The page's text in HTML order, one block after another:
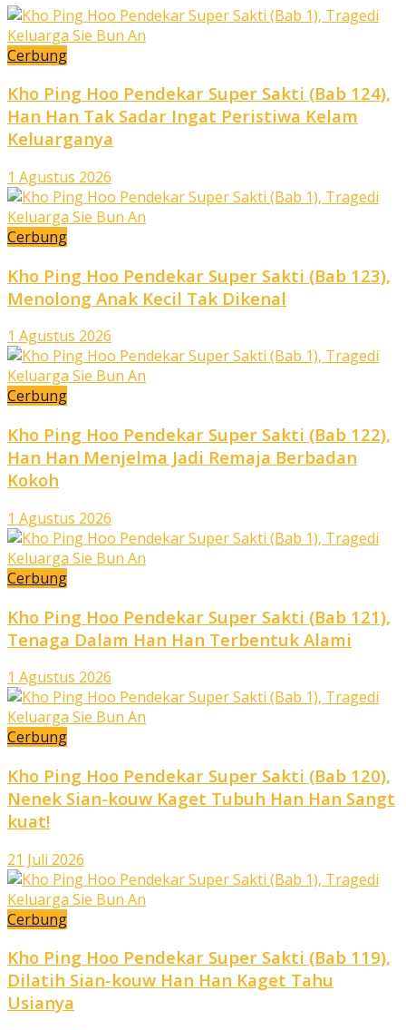
Cerbung
Kho Ping Hoo Pendekar Super Sakti (Bab 124),
Han Han Tak Sadar Ingat Peristiwa Kelam
Keluarganya
1 Agustus 2026
Cerbung
Kho Ping Hoo Pendekar Super Sakti (Bab 123),
Menolong Anak Kecil Tak Dikenal
1 Agustus 2026
Cerbung
Kho Ping Hoo Pendekar Super Sakti (Bab 122),
Han Han Menjelma Jadi Remaja Berbadan
Kokoh
1 Agustus 2026
Cerbung
Kho Ping Hoo Pendekar Super Sakti (Bab 121),
Tenaga Dalam Han Han Terbentuk Alami
1 Agustus 2026
Cerbung
Kho Ping Hoo Pendekar Super Sakti (Bab 120),
Nenek Sian-kouw Kaget Tubuh Han Han Sangt
kuat!
21 Juli 2026
Cerbung
Kho Ping Hoo Pendekar Super Sakti (Bab 119),
Dilatih Sian-kouw Han Han Kaget Tahu
Usianya